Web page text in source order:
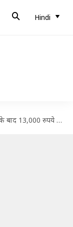
Hindi
रुपये से ज्यादा गिरे सोने के दाम